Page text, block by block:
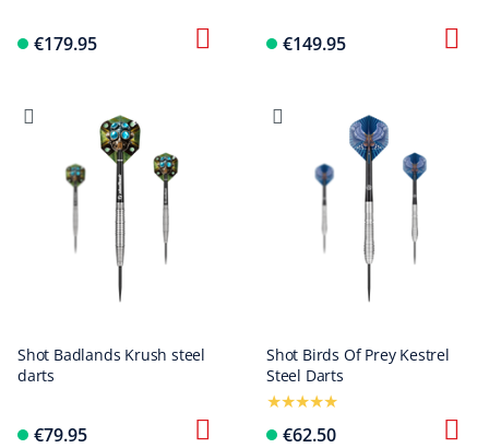
€179.95 €149.95
Shot Badlands Krush steel
darts
€79.95
Shot Birds Of Prey Kestrel
Steel Darts
€62.50